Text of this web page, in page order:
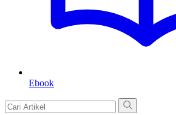
Ebook